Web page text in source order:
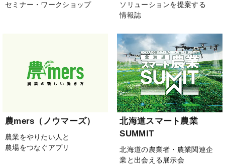
セミナー・ワークショップ
ソリューションを提案する
情報誌
農mers（ノウマーズ）
農業をやりたい人と
農場をつなぐアプリ
北海道スマート農業
SUMMIT
北海道の農業者・農業関連企
業と出会える展示会